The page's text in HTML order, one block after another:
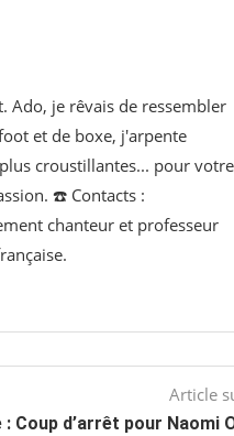
Ado, je rêvais de ressembler
et de boxe, j'arpente
croustillantes... pour votre
☎️ Contacts :
chanteur et professeur
Article
: Coup d’arrêt pour Naomi